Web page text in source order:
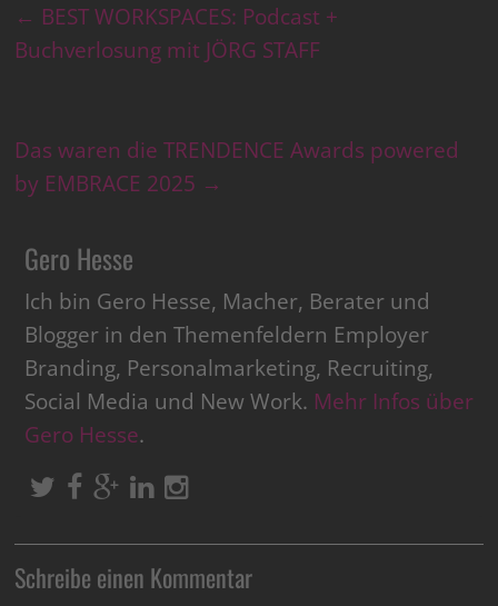
← BEST WORKSPACES: Podcast +
Buchverlosung mit JÖRG STAFF
Das waren die TRENDENCE Awards powered
by EMBRACE 2025 →
Gero Hesse
Ich bin Gero Hesse, Macher, Berater und
Blogger in den Themenfeldern Employer
Branding, Personalmarketing, Recruiting,
Social Media und New Work. Mehr Infos über
Gero Hesse.
Schreibe einen Kommentar